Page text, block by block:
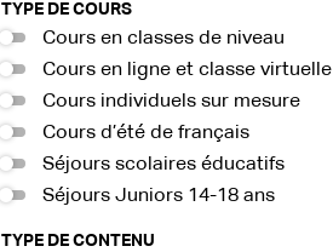
TYPE DE COURS
Cours en classes de niveau
Cours en ligne et classe virtuelle
Cours individuels sur mesure
Cours d’été de français
Séjours scolaires éducatifs
Séjours Juniors 14-18 ans
TYPE DE CONTENU